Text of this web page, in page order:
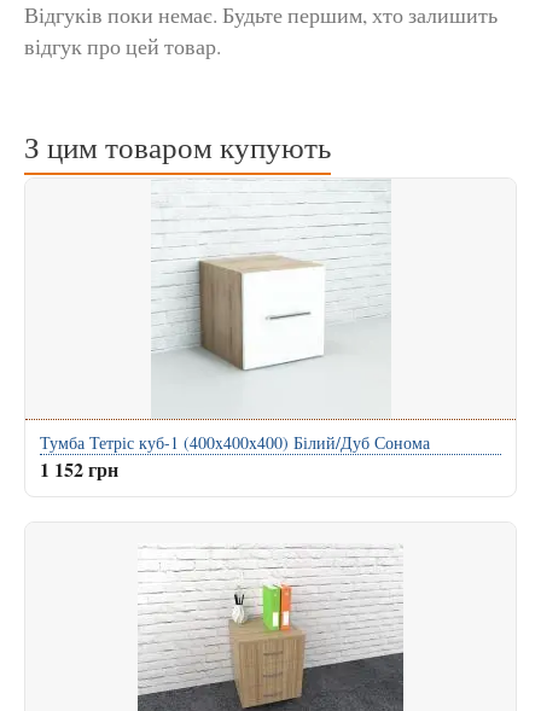
Відгуків поки немає. Будьте першим, хто залишить
відгук про цей товар.
З цим товаром купують
Тумба Тетріс куб-1 (400x400x400) Білий/Дуб Сонома
1 152 грн